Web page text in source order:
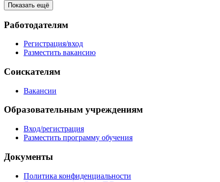
Показать ещё
Работодателям
Регистрация/вход
Разместить вакансию
Соискателям
Вакансии
Образовательным учреждениям
Вход/регистрация
Разместить программу обучения
Документы
Политика конфиденциальности